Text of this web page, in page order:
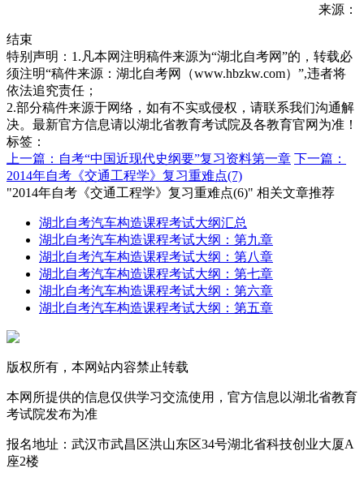
来源：
结束
特别声明：1.凡本网注明稿件来源为“湖北自考网”的，转载必
须注明“稿件来源：湖北自考网（www.hbzkw.com）”,违者将
依法追究责任；
2.部分稿件来源于网络，如有不实或侵权，请联系我们沟通解
决。最新官方信息请以湖北省教育考试院及各教育官网为准！
标签：
上一篇：自考“中国近现代史纲要”复习资料第一章 下一篇：
2014年自考《交通工程学》复习重难点(7)
"2014年自考《交通工程学》复习重难点(6)" 相关文章推荐
湖北自考汽车构造课程考试大纲汇总
湖北自考汽车构造课程考试大纲：第九章
湖北自考汽车构造课程考试大纲：第八章
湖北自考汽车构造课程考试大纲：第七章
湖北自考汽车构造课程考试大纲：第六章
湖北自考汽车构造课程考试大纲：第五章
版权所有，本网站内容禁止转载
本网所提供的信息仅供学习交流使用，官方信息以湖北省教育
考试院发布为准
报名地址：武汉市武昌区洪山东区34号湖北省科技创业大厦A
座2楼